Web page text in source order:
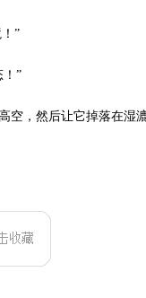
”
”
，然后让它掉落在湿